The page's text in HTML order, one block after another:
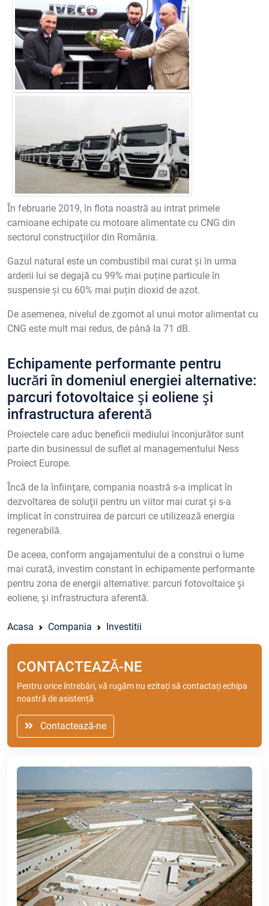
Ȋn februarie 2019, în flota noastră au intrat primele
camioane echipate cu motoare alimentate cu CNG din
sectorul construcţiilor din România.
Gazul natural este un combustibil mai curat și în urma
arderii lui se degajă cu 99% mai puține particule în
suspensie și cu 60% mai puțin dioxid de azot.
De asemenea, nivelul de zgomot al unui motor alimentat cu
CNG este mult mai redus, de până la 71 dB.
Echipamente performante pentru
lucrări în domeniul energiei alternative:
parcuri fotovoltaice şi eoliene şi
infrastructura aferentă
Proiectele care aduc beneficii mediului înconjurător sunt
parte din businessul de suflet al managementului Ness
Proiect Europe.
Ȋncă de la înfiinţare, compania noastră s-a implicat în
dezvoltarea de soluţii pentru un viitor mai curat şi s-a
implicat în construirea de parcuri ce utilizează energia
regenerabilă.
De aceea, conform angajamentului de a construi o lume
mai curată, investim constant în echipamente performante
pentru zona de energii alternative: parcuri fotovoltaice şi
eoliene, şi infrastructura aferentă.
Acasa Compania Investitii
CONTACTEAZĂ-NE
Pentru orice întrebări, vă rugăm nu ezitați să contactați echipa
noastră de asistență
Contactează-ne